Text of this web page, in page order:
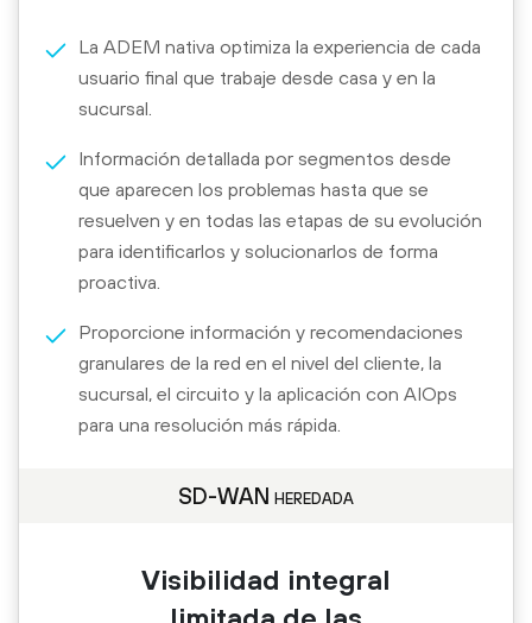
La ADEM nativa optimiza la experiencia de cada
usuario final que trabaje desde casa y en la
sucursal.
Información detallada por segmentos desde
que aparecen los problemas hasta que se
resuelven y en todas las etapas de su evolución
para identificarlos y solucionarlos de forma
proactiva.
Proporcione información y recomendaciones
granulares de la red en el nivel del cliente, la
sucursal, el circuito y la aplicación con AIOps
para una resolución más rápida.
SD-WAN heredada
Visibilidad integral